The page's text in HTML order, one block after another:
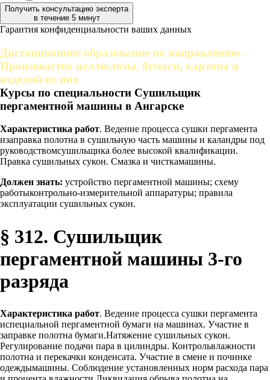
Получить консультацию эксперта
в течение 5 минут
Гарантия конфиденциальности ваших данных
Дистанционное образование по направлению -
Производство целлюлозы, бумаги, картона и
изделий из них
Курсы по специальности Сушильщик
пергаментной машины в Ангарске
Характеристика работ. Ведение процесса сушки пергамента
изаправка полотна в сушильную часть машины и каландры под
руководствомсушильщика более высокой квалификации.
Правка сушильных сукон. Смазка и чисткамашины.
Должен знать: устройство пергаментной машины; схему
работыконтрольно-измерительной аппаратуры; правила
эксплуатации сушильных сукон.
§ 312. Сушильщик
пергаментной машины 3-го
разряда
Характеристика работ. Ведение процесса сушки пергамента
испециальной пергаментной бумаги на машинах. Участие в
заправке полотна бумаги.Натяжение сушильных сукон.
Регулирование подачи пара в цилиндры. Контрольвлажности
полотна и перекачки конденсата. Участие в смене и починке
одеждымашины. Соблюдение установленных норм расхода пара